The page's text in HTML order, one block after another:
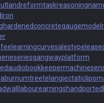
landreformtaskreasoning
hardenedconcretegaugemodel
learningcurvesalestypelease
gangwayplatform
audiobookkeeper
laburnumtree
labourearnings